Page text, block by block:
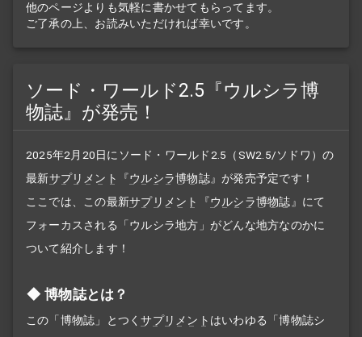
他のページよりも気軽に書かせてもらってます。
ご了承の上、お読みいただければ幸いです。
ソード・ワールド2.5『ウルシラ博
物誌』が発売！
2025年2月20日にソード・ワールド2.5（SW2.5/ソドワ）の
最新サプリメント 『ウルシラ博物誌』が発売予定です！
ここでは、この最新サプリメント 『ウルシラ博物誌』にて
フォーカスされる「ウルシラ地方」がどんな地方なのかに
ついて紹介します！
博物誌とは？
この「博物誌」とつくサプリメント はいわゆる「博物誌シ